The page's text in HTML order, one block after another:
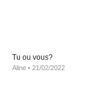
Tu ou vous?
Aline 21/02/2022